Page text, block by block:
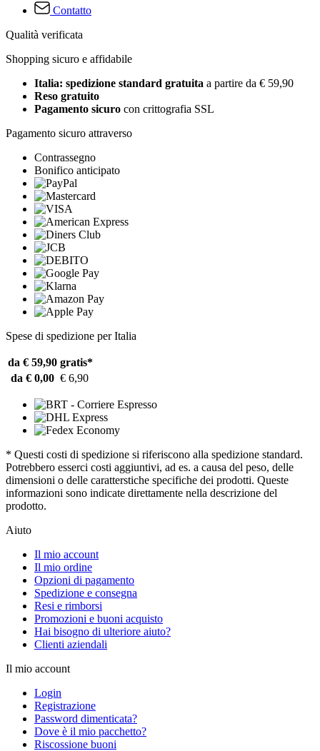
Contatto
Qualità verificata
Shopping sicuro e affidabile
Italia: spedizione standard gratuita a partire da € 59,90
Reso gratuito
Pagamento sicuro con crittografia SSL
Pagamento sicuro attraverso
Contrassegno
Bonifico anticipato
Spese di spedizione per Italia
da € 59,90 gratis*
da € 0,00 € 6,90
* Questi costi di spedizione si riferiscono alla spedizione standard.
Potrebbero esserci costi aggiuntivi, ad es. a causa del peso, delle
dimensioni o delle caratterstiche specifiche dei prodotti. Queste
informazioni sono indicate direttamente nella descrizione del
prodotto.
Aiuto
Il mio account
Il mio ordine
Opzioni di pagamento
Spedizione e consegna
Resi e rimborsi
Promozioni e buoni acquisto
Hai bisogno di ulteriore aiuto?
Clienti aziendali
Il mio account
Login
Registrazione
Password dimenticata?
Dove è il mio pacchetto?
Riscossione buoni